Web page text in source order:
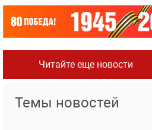
Читайте еще новости
Темы новостей